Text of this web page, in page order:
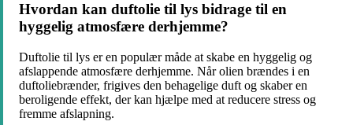
Hvordan kan duftolie til lys bidrage til en
hyggelig atmosfære derhjemme?
Duftolie til lys er en populær måde at skabe en hyggelig og
afslappende atmosfære derhjemme. Når olien brændes i en
duftoliebrænder, frigives den behagelige duft og skaber en
beroligende effekt, der kan hjælpe med at reducere stress og
fremme afslapning.